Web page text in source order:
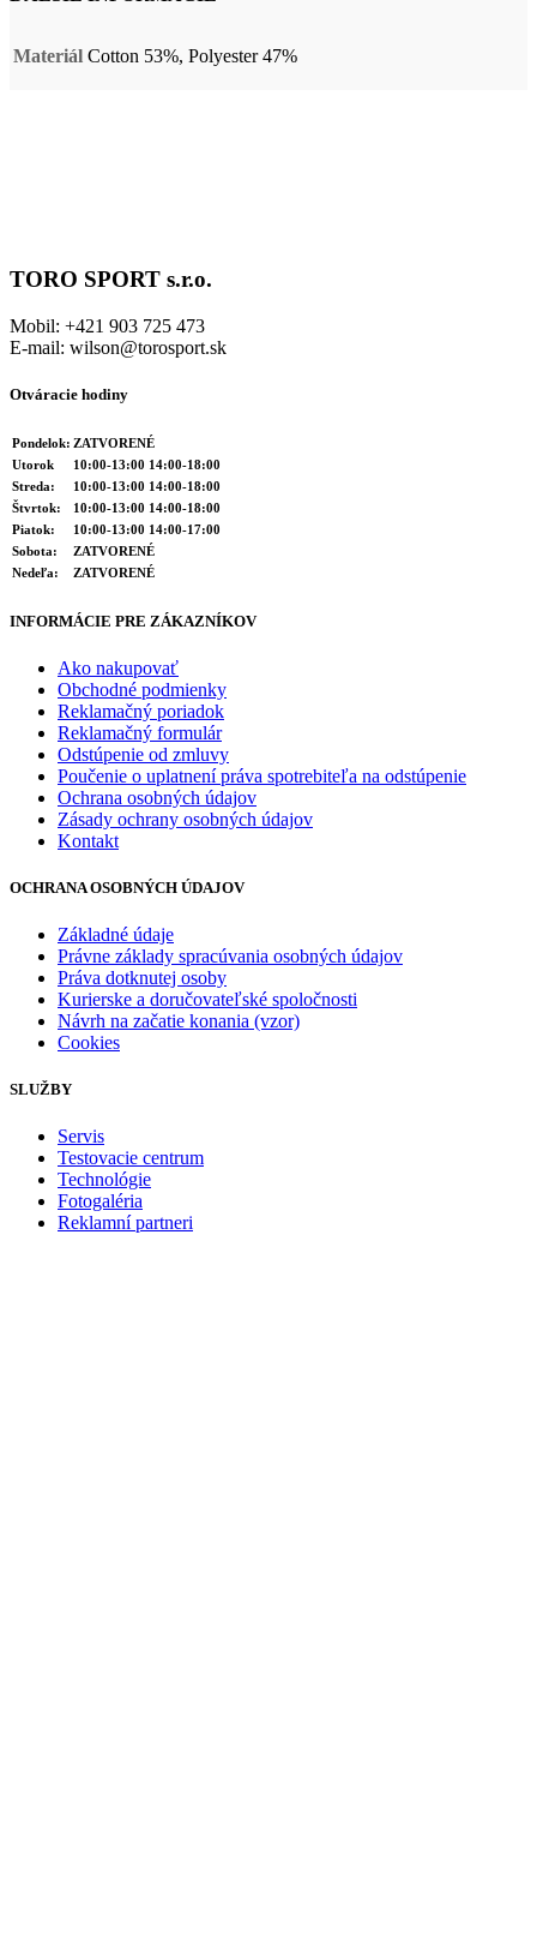
Materiál Cotton 53%, Polyester 47%
TORO SPORT s.r.o.
Mobil: +421 903 725 473
E-mail: wilson@torosport.sk
Otváracie hodiny
Pondelok: ZATVORENÉ
Utorok
10:00-13:00 14:00-18:00
Streda:
10:00-13:00 14:00-18:00
Štvrtok:
10:00-13:00 14:00-18:00
Piatok:
10:00-13:00 14:00-17:00
Sobota:
ZATVORENÉ
Nedeľa:
ZATVORENÉ
INFORMÁCIE PRE ZÁKAZNÍKOV
Ako nakupovať
Obchodné podmienky
Reklamačný poriadok
Reklamačný formulár
Odstúpenie od zmluvy
Poučenie o uplatnení práva spotrebiteľa na odstúpenie
Ochrana osobných údajov
Zásady ochrany osobných údajov
Kontakt
OCHRANA OSOBNÝCH ÚDAJOV
Základné údaje
Právne základy spracúvania osobných údajov
Práva dotknutej osoby
Kurierske a doručovateľské spoločnosti
Návrh na začatie konania (vzor)
Cookies
SLUŽBY
Servis
Testovacie centrum
Technológie
Fotogaléria
Reklamní partneri